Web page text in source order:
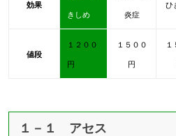
効果
きしめ 炎症
ひ
値段
１２００
円
１５００
円
１
１－１ アセス